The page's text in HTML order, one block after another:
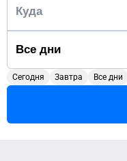
Сегодня Завтра Все дни